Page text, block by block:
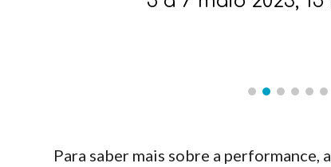
Para saber mais sobre a performance,